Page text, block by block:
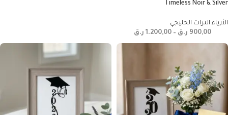
Timeless Noir & Silver
الأزياء التراث الخليجي
900,00 ر.ق –
1.200,00 ر.ق